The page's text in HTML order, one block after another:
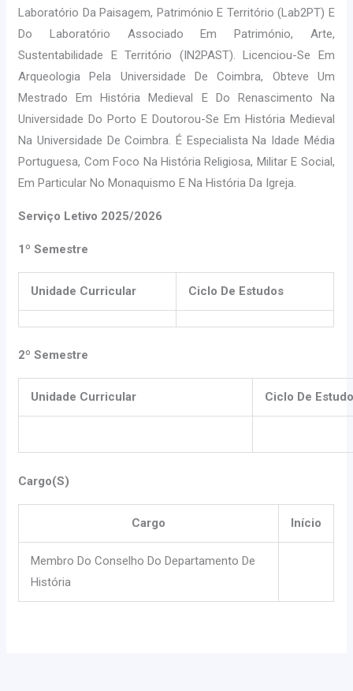
Laboratório Da Paisagem, Património E Território (Lab2PT) E
Do Laboratório Associado Em Património, Arte,
Sustentabilidade E Território (IN2PAST). Licenciou-Se Em
Arqueologia Pela Universidade De Coimbra, Obteve Um
Mestrado Em História Medieval E Do Renascimento Na
Universidade Do Porto E Doutorou-Se Em História Medieval
Na Universidade De Coimbra. É Especialista Na Idade Média
Portuguesa, Com Foco Na História Religiosa, Militar E Social,
Em Particular No Monaquismo E Na História Da Igreja.
Serviço Letivo 2025/2026
1º Semestre
Unidade Curricular Ciclo De Estudos
2º Semestre
Unidade Curricular Ciclo De
Cargo(s)
Cargo Início
Membro Do Conselho Do Departamento De
História